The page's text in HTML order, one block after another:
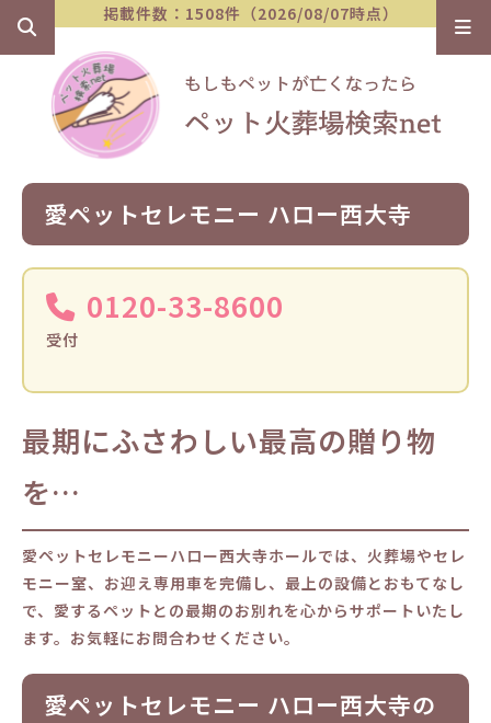
掲載件数：1508件（2026/08/07時点）
愛ペットセレモニー ハロー西大寺
0120-33-8600
受付
最期にふさわしい最高の贈り物
を…
愛ペットセレモニーハロー西大寺ホールでは、火葬場やセレ
モニー室、お迎え専用車を完備し、最上の設備とおもてなし
で、愛するペットとの最期のお別れを心からサポートいたし
ます。お気軽にお問合わせください。
愛ペットセレモニー ハロー西大寺の